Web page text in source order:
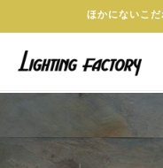
ほかにないこ